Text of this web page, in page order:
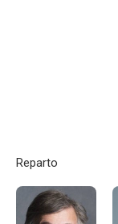
Reparto